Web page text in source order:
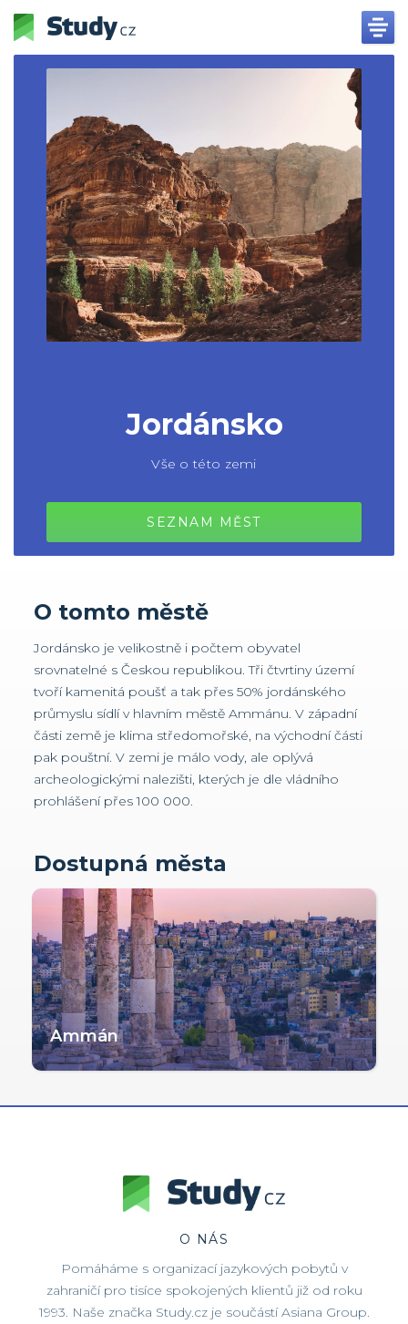
Jordánsko
Vše o této zemi
SEZNAM MĚST
O tomto městě
Jordánsko je velikostně i počtem obyvatel
srovnatelné s Českou republikou. Tři čtvrtiny území
tvoří kamenitá poušť a tak přes 50% jordánského
průmyslu sídlí v hlavním městě Ammánu. V západní
části země je klima středomořské, na východní části
pak pouštní. V zemi je málo vody, ale oplývá
archeologickými nalezišti, kterých je dle vládního
prohlášení přes 100 000.
Dostupná města
Ammán
O NÁS
Pomáháme s organizací jazykových pobytů v
zahraničí pro tisíce spokojených klientů již od roku
1993. Naše značka Study.cz je součástí Asiana Group.